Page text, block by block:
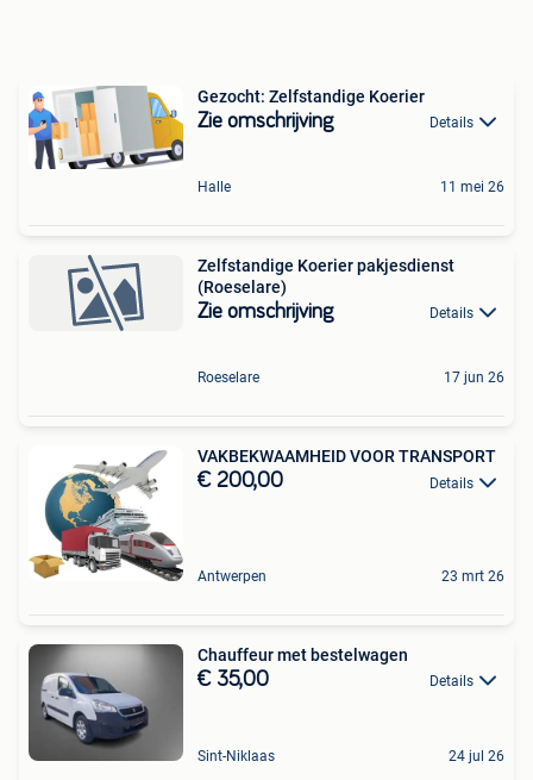
Gezocht: Zelfstandige Koerier
Zie omschrijving Details
Halle 11 mei 26
Zelfstandige Koerier pakjesdienst
(Roeselare)
Zie omschrijving Details
Roeselare 17 jun 26
VAKBEKWAAMHEID VOOR TRANSPORT
€ 200,00 Details
Antwerpen 23 mrt 26
Chauffeur met bestelwagen
€ 35,00 Details
Sint-Niklaas 24 jul 26